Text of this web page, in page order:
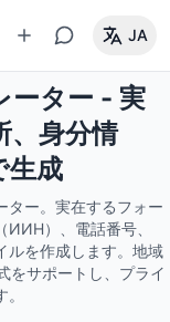
JA
ーター - 実
、身分情
生成
ター。実在するフォー
ИИН）、電話番号、
ルを作成します。地域
をサポートし、プライ